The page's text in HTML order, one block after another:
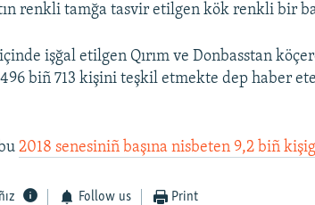
renkli tamğa tasvir etilgen kök renkli bir
işğal etilgen Qırım ve Donbasstan
496 biñ 713 kişini teşkil etmekte dep haber
2018 senesiniñ başına nisbeten 9,2 biñ
Follow us Print